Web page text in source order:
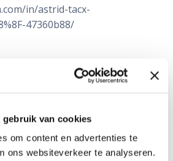
gebruik van cookies
om content en advertenties te
ons websiteverkeer te analyseren.
in/astrid-tacx-
47360b88/
een pensioengat
is nu. Dus zorg nu